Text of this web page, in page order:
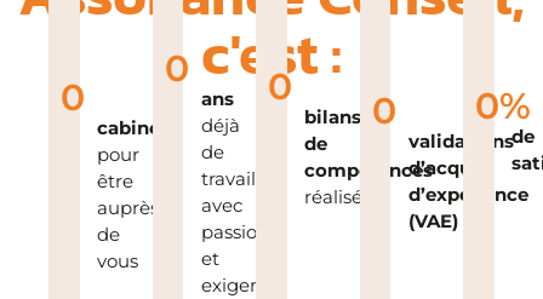
c'est :
0
cabinets
pour
être
auprès
de
vous
0
ans
déjà
de
travail
avec
passion
et
exigence
0
bilans
de
compétences
réalisés
0
validations
d’acquis
d’expérience
(VAE)
0%
de